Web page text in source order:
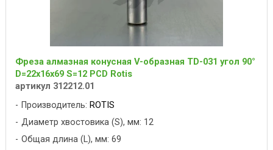
Фреза алмазная конусная V-образная TD-031 угол 90°
D=22x16x69 S=12 PCD Rotis
артикул 312212.01
Производитель: ROTIS
Диаметр хвостовика (S), мм: 12
Общая длина (L), мм: 69